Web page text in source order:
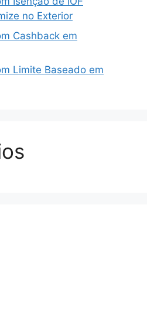
no Exterior
Cashback em
Limite Baseado em